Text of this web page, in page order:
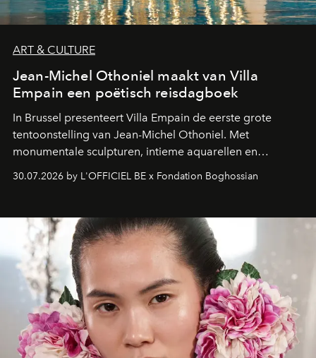
ART & CULTURE
Jean-Michel Othoniel maakt van Villa
Empain een poëtisch reisdagboek
In Brussel presenteert Villa Empain de eerste grote
tentoonstelling van Jean-Michel Othoniel. Met
monumentale sculpturen, intieme aquarellen en
fonkelend Murano-glas creëert de Franse kunstenaar
een emotionele reis waarin elk werk de herinnering
moment van verwondering.
30.07.2026 by L'OFFICIEL BE x Fondation Boghossian